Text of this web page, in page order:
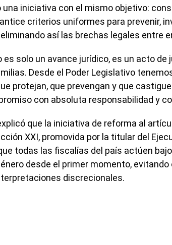
una iniciativa con el mismo objetivo:
criterios uniformes para prevenir,
así las brechas legales entre
es solo un avance jurídico, es un acto de
Desde el Poder Legislativo
protejan, que prevengan y que
con absoluta responsabilidad y
que la iniciativa de reforma al
XXI, promovida por la titular del
todas las fiscalías del país actúen
desde el primer momento, evitando
discrecionales.